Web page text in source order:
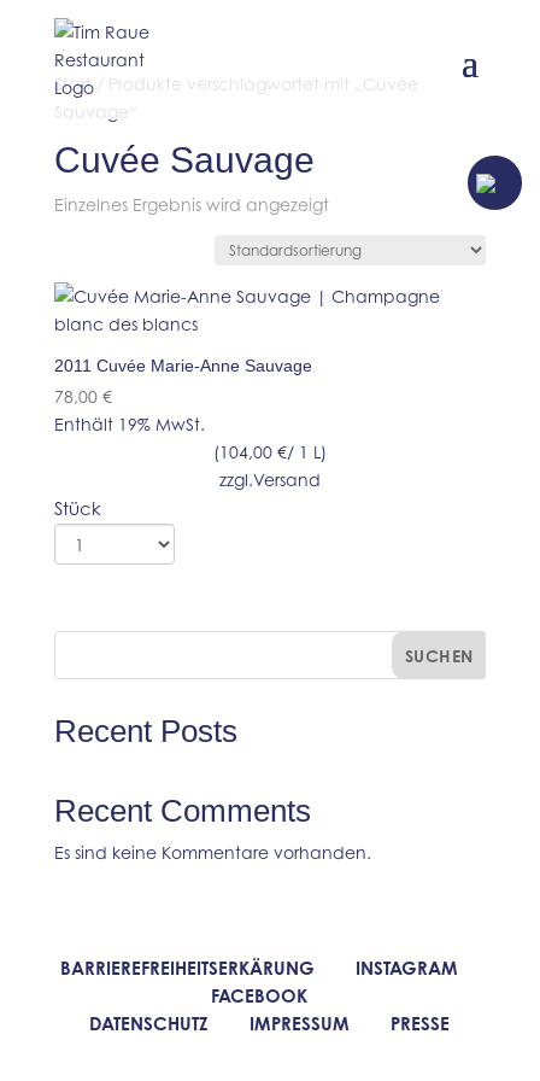
JETZT TISCH
Start/ Produkte verschlagwortet mit „Cuvée
Sauvage“
Cuvée Sauvage
Einzelnes Ergebnis wird angezeigt
2011 Cuvée Marie-Anne Sauvage
78,00 €
Enthält 19% MwSt.
(104,00 €/ 1 L)
zzgl.Versand
Stück
SUCHEN
Recent Posts
Recent Comments
Es sind keine Kommentare vorhanden.
BARRIEREFREIHEITSERKÄRUNG
INSTAGRAM
FACEBOOK
DATENSCHUTZ
IMPRESSUM PRESSE